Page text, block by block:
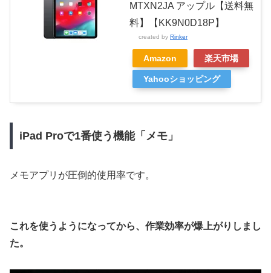
MTXN2JA アップル【送料無
料】【KK9N0D18P】
created by Rinker
Amazon 楽天市場
Yahooショッピング
iPad Proで1番使う機能「メモ」
メモアプリが圧倒的使用率です。
これを使うようになってから、作業効率が爆上がりしまし
た。